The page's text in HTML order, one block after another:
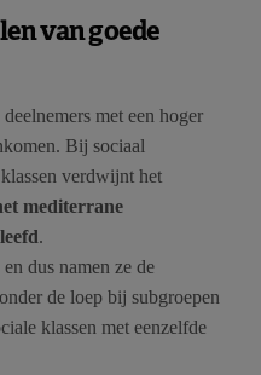
van goede
met een hoger
Bij sociaal
verdwijnt het
mediterrane
.
dus namen ze de
de loep bij subgroepen
klassen met eenzelfde